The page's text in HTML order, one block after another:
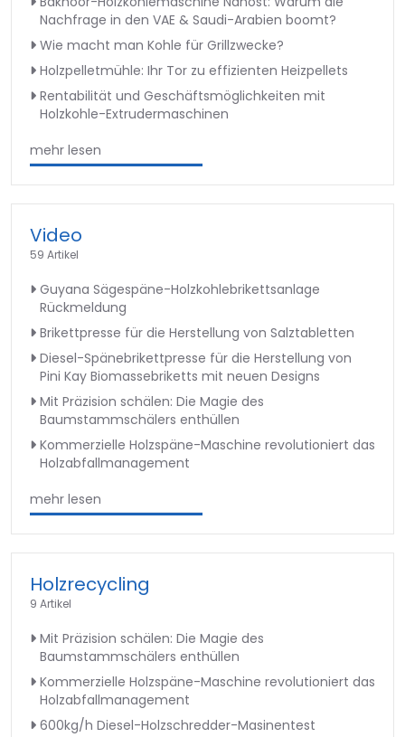
Nachfrage in den VAE & Saudi-Arabien boomt?
Wie macht man Kohle für Grillzwecke?
Holzpelletmühle: Ihr Tor zu effizienten Heizpellets
Rentabilität und Geschäftsmöglichkeiten mit
Holzkohle-Extrudermaschinen
mehr lesen
Video
59 Artikel
Guyana Sägespäne-Holzkohlebrikettsanlage
Rückmeldung
Brikettpresse für die Herstellung von Salztabletten
Diesel-Spänebrikettpresse für die Herstellung von
Pini Kay Biomassebriketts mit neuen Designs
Mit Präzision schälen: Die Magie des
Baumstammschälers enthüllen
Kommerzielle Holzspäne-Maschine revolutioniert das
Holzabfallmanagement
mehr lesen
Holzrecycling
9 Artikel
Mit Präzision schälen: Die Magie des
Baumstammschälers enthüllen
Kommerzielle Holzspäne-Maschine revolutioniert das
Holzabfallmanagement
600kg/h Diesel-Holzschredder-Masinentest